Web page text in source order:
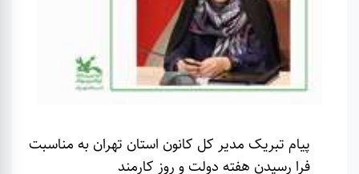
پیام تبریک مدیر کل کانون استان تهران به مناسبت
فرا رسیدن هفته دولت و روز کارمند